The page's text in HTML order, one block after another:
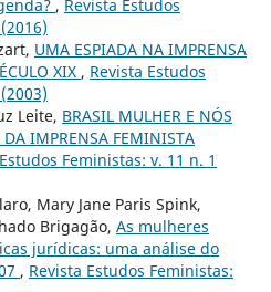
, Revista Estudos
UMA ESPIADA NA IMPRENSA
XIX , Revista Estudos
Leite, BRASIL MULHER E NÓS
DA IMPRENSA FEMINISTA
Feministas: v. 11 n. 1
Mary Jane Paris Spink,
Brigagão, As mulheres
jurídicas: uma análise do
, Revista Estudos Feministas: